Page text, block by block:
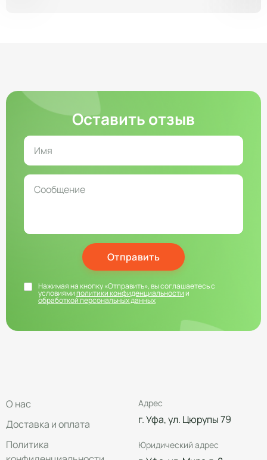
Оставить отзыв
Отправить
Нажимая на кнопку «Отправить», вы соглашаетесь с
условиямиполитики конфиденциальностии
обработкой персональных данных
О нас
Доставка и оплата
Политика
Адрес
г. Уфа, ул. Цюрупы 79
Юридический адрес